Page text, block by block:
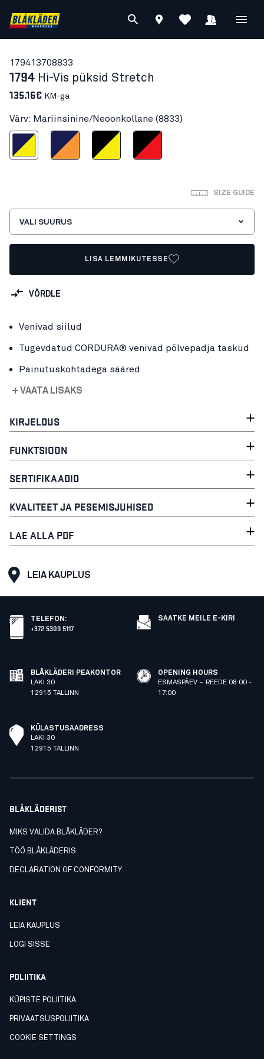
179413708833
1794 Hi-Vis püksid Stretch
135.16€ KM-ga
Värv: Mariinsinine/Neoonkollane (8833)
Neoonkollane
Mariinsinine/Neoonoranž
Must/NeoonkollaneMust/Neoonpunane
SIZE GUIDE
VALI SUURUS
LISA LEMMIKUTESSE
VÕRDLE
Venivad siilud
Tugevdatud CORDURA® venivad põlvepadja taskud
Painutuskohtadega sääred
+ VAATA LISAKS
KIRJELDUS
FUNKTSIOON
SERTIFIKAADID
KVALITEET JA PESEMISJUHISED
LAE ALLA PDF
LEIA KAUPLUS
TELEFON :
+372 5309 5117
SAATKE MEILE E-KIRI
BLÅKLÄDERI PEAKONTOR
LAKI 30
12915 TALLINN
OPENING HOURS
ESMASPÄEV – REEDE 08:00 -
17:00
KÜLASTUSAADRESS
LAKI 30
12915 TALLINN
BLÅKLÄDERIST
MIKS VALIDA BLÅKLÄDER?
TÖÖ BLÅKLÄDERIS
DECLARATION OF CONFORMITY
KLIENT
LEIA KAUPLUS
LOGI SISSE
POLIITIKA
KÜPISTE POLIITIKA
PRIVAATSUSPOLIITIKA
COOKIE SETTINGS